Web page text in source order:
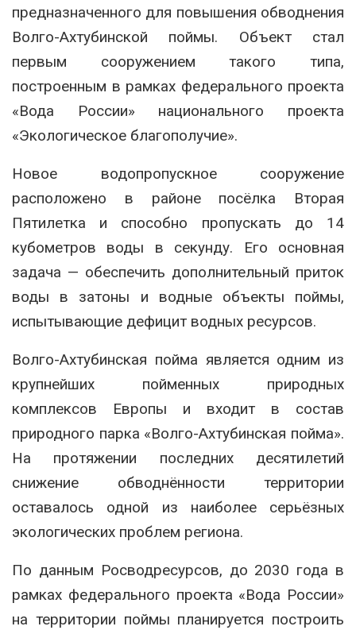
предназначенного для повышения обводнения
Волго-Ахтубинской поймы. Объект стал
первым сооружением такого типа,
построенным в рамках федерального проекта
«Вода России» национального проекта
«Экологическое благополучие».
Новое водопропускное сооружение
расположено в районе посёлка Вторая
Пятилетка и способно пропускать до 14
кубометров воды в секунду. Его основная
задача — обеспечить дополнительный приток
воды в затоны и водные объекты поймы,
испытывающие дефицит водных ресурсов.
Волго-Ахтубинская пойма является одним из
крупнейших пойменных природных
комплексов Европы и входит в состав
природного парка «Волго-Ахтубинская пойма».
На протяжении последних десятилетий
снижение обводнённости территории
оставалось одной из наиболее серьёзных
экологических проблем региона.
По данным Росводресурсов, до 2030 года в
рамках федерального проекта «Вода России»
на территории поймы планируется построить